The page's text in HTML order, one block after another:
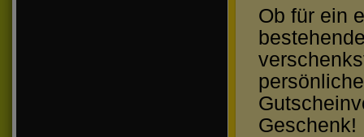
Ob für ein
Geschenk!